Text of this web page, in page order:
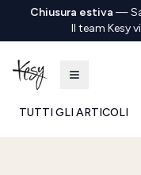
Chiusura estiva —
Il team Kesy
TUTTI GLI ARTICOLI